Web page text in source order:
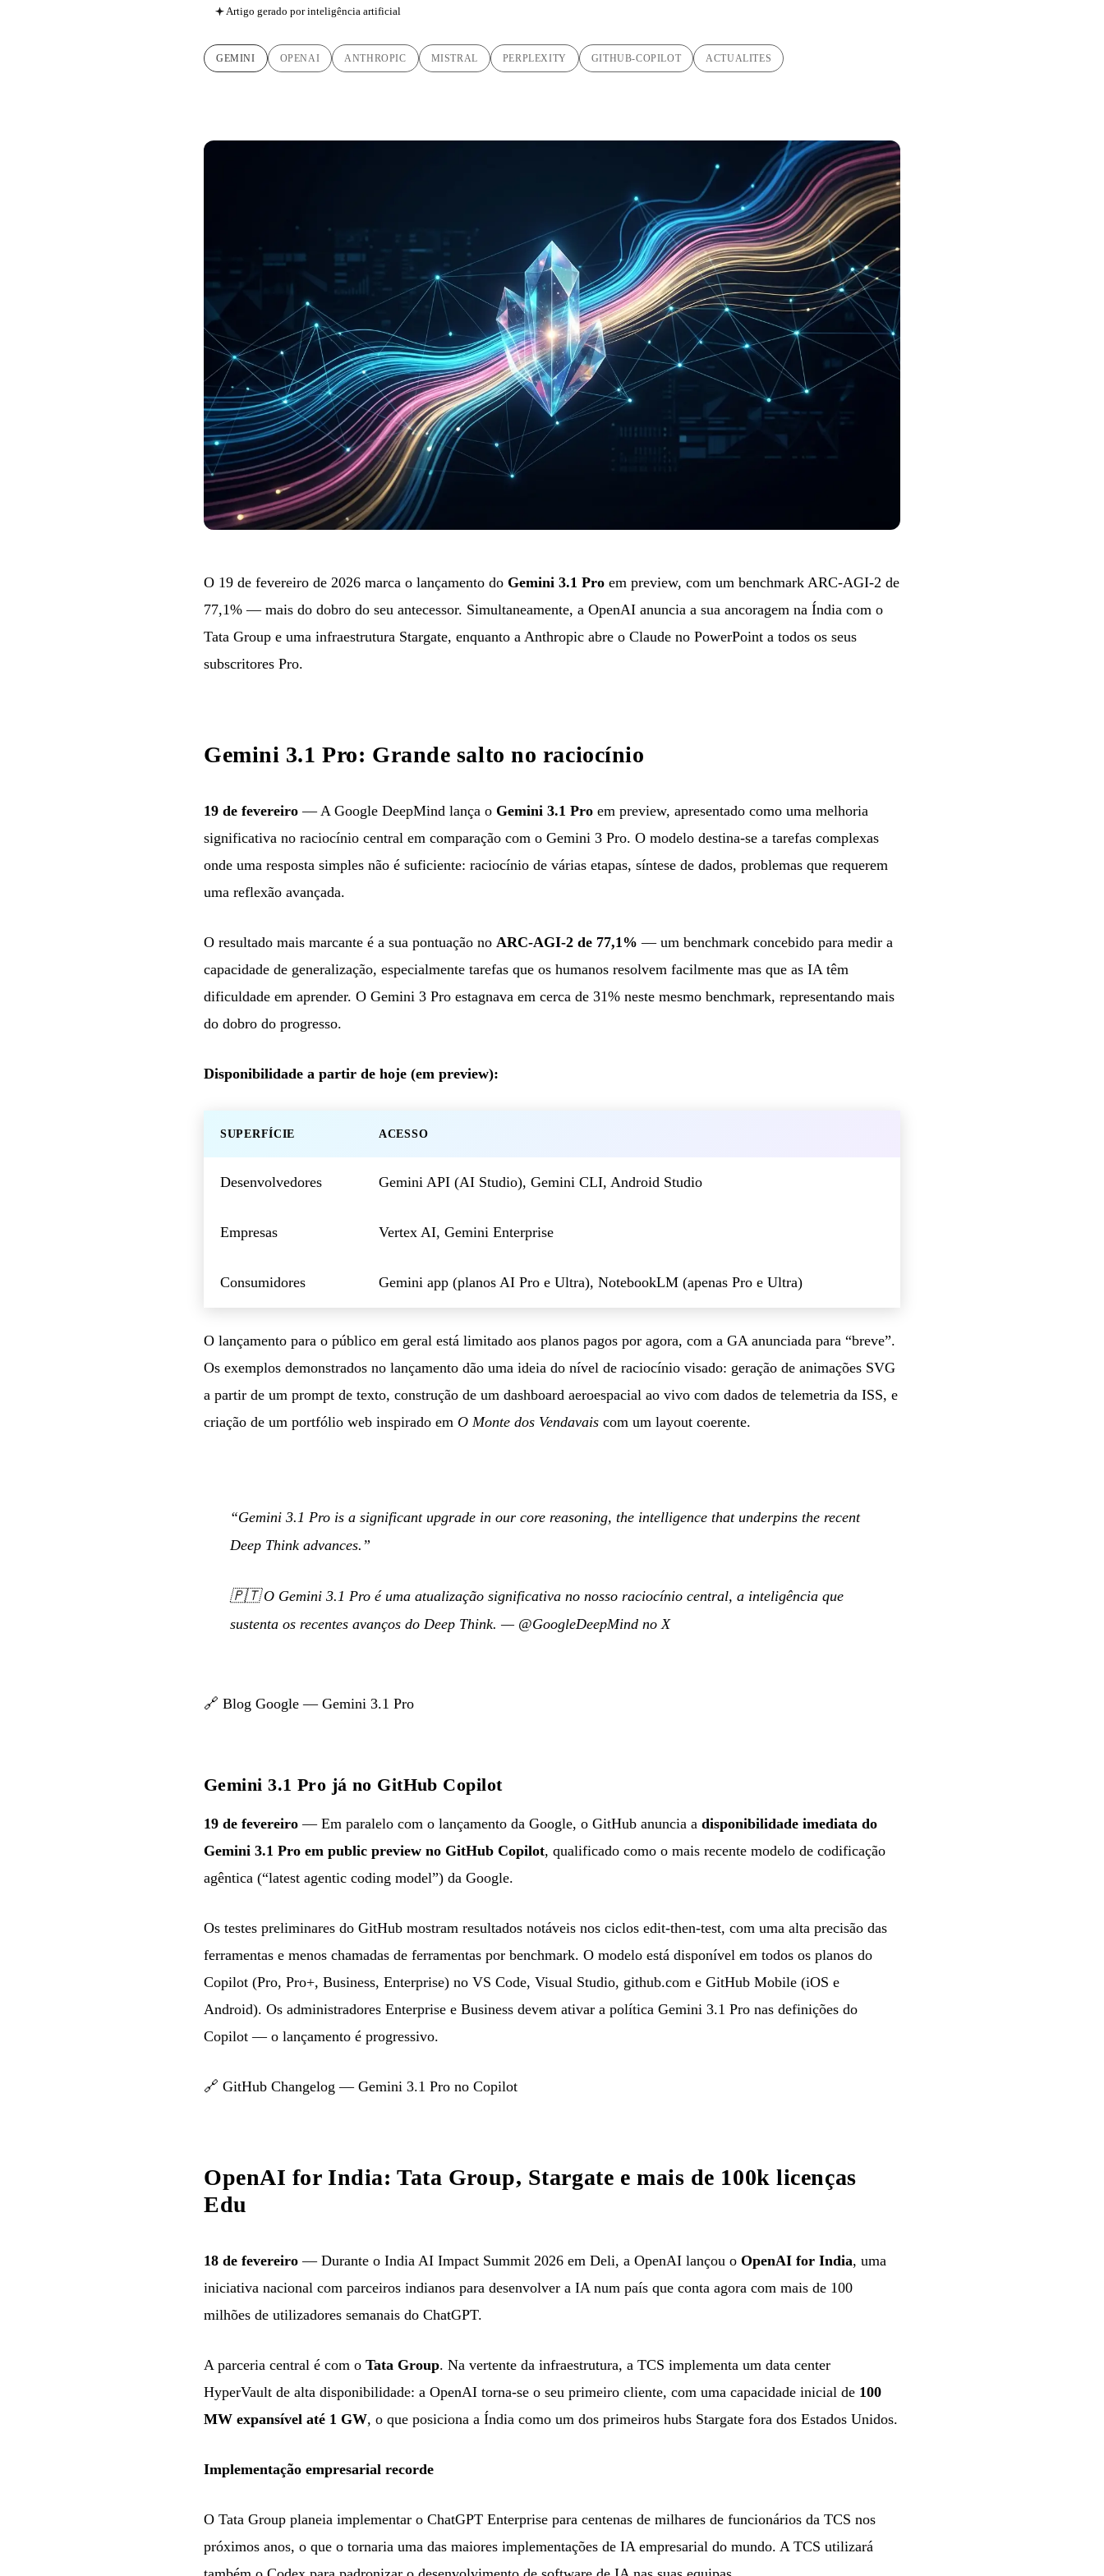
Artigo gerado por inteligência artificial
GEMINI OPENAI ANTHROPIC MISTRAL PERPLEXITY GITHUB-COPILOT ACTUALITES
O 19 de fevereiro de 2026 marca o lançamento do Gemini 3.1 Pro em preview, com um benchmark ARC-AGI-2 de
77,1% — mais do dobro do seu antecessor. Simultaneamente, a OpenAI anuncia a sua ancoragem na Índia com o
Tata Group e uma infraestrutura Stargate, enquanto a Anthropic abre o Claude no PowerPoint a todos os seus
subscritores Pro.
Gemini 3.1 Pro: Grande salto no raciocínio
19 de fevereiro — A Google DeepMind lança o Gemini 3.1 Pro em preview, apresentado como uma melhoria
significativa no raciocínio central em comparação com o Gemini 3 Pro. O modelo destina-se a tarefas complexas
onde uma resposta simples não é suficiente: raciocínio de várias etapas, síntese de dados, problemas que requerem
uma reflexão avançada.
O resultado mais marcante é a sua pontuação no ARC-AGI-2 de 77,1% — um benchmark concebido para medir a
capacidade de generalização, especialmente tarefas que os humanos resolvem facilmente mas que as IA têm
dificuldade em aprender. O Gemini 3 Pro estagnava em cerca de 31% neste mesmo benchmark, representando mais
do dobro do progresso.
Disponibilidade a partir de hoje (em preview):
SUPERFÍCIE ACESSO
Desenvolvedores Gemini API (AI Studio), Gemini CLI, Android Studio
Empresas Vertex AI, Gemini Enterprise
Consumidores Gemini app (planos AI Pro e Ultra), NotebookLM (apenas Pro e Ultra)
O lançamento para o público em geral está limitado aos planos pagos por agora, com a GA anunciada para “breve”.
Os exemplos demonstrados no lançamento dão uma ideia do nível de raciocínio visado: geração de animações SVG
a partir de um prompt de texto, construção de um dashboard aeroespacial ao vivo com dados de telemetria da ISS, e
criação de um portfólio web inspirado em O Monte dos Vendavais com um layout coerente.
“Gemini 3.1 Pro is a significant upgrade in our core reasoning, the intelligence that underpins the recent
Deep Think advances.”
🇵🇹O Gemini 3.1 Pro é uma atualização significativa no nosso raciocínio central, a inteligência que
sustenta os recentes avanços do Deep Think. — @GoogleDeepMind no X
🔗 Blog Google — Gemini 3.1 Pro
Gemini 3.1 Pro já no GitHub Copilot
19 de fevereiro — Em paralelo com o lançamento da Google, o GitHub anuncia a disponibilidade imediata do
Gemini 3.1 Pro em public preview no GitHub Copilot, qualificado como o mais recente modelo de codificação
agêntica (“latest agentic coding model”) da Google.
Os testes preliminares do GitHub mostram resultados notáveis nos ciclos edit-then-test, com uma alta precisão das
ferramentas e menos chamadas de ferramentas por benchmark. O modelo está disponível em todos os planos do
Copilot (Pro, Pro+, Business, Enterprise) no VS Code, Visual Studio, github.com e GitHub Mobile (iOS e
Android). Os administradores Enterprise e Business devem ativar a política Gemini 3.1 Pro nas definições do
Copilot — o lançamento é progressivo.
🔗 GitHub Changelog — Gemini 3.1 Pro no Copilot
OpenAI for India: Tata Group, Stargate e mais de 100k licenças
Edu
18 de fevereiro — Durante o India AI Impact Summit 2026 em Deli, a OpenAI lançou o OpenAI for India, uma
iniciativa nacional com parceiros indianos para desenvolver a IA num país que conta agora com mais de 100
milhões de utilizadores semanais do ChatGPT.
A parceria central é com o Tata Group. Na vertente da infraestrutura, a TCS implementa um data center
HyperVault de alta disponibilidade: a OpenAI torna-se o seu primeiro cliente, com uma capacidade inicial de 100
MW expansível até 1 GW, o que posiciona a Índia como um dos primeiros hubs Stargate fora dos Estados Unidos.
Implementação empresarial recorde
O Tata Group planeia implementar o ChatGPT Enterprise para centenas de milhares de funcionários da TCS nos
próximos anos, o que o tornaria uma das maiores implementações de IA empresarial do mundo. A TCS utilizará